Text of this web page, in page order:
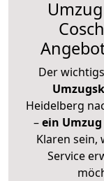
Der
Heidelberg
–ein
Klaren sein,
Service